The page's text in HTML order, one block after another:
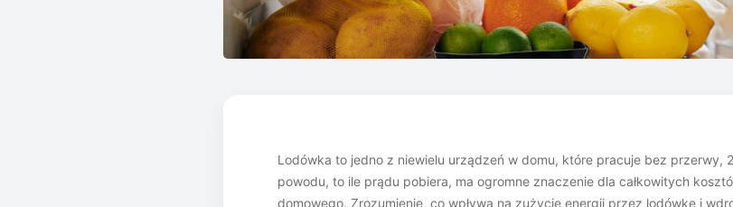
Lodówka to jedno z niewielu urządzeń w domu, które pracuje bez przerwy,
powodu, to ile prądu pobiera, ma ogromne znaczenie dla całkowitych
domowego. Zrozumienie, co wpływa na zużycie energii przez lodówkę i